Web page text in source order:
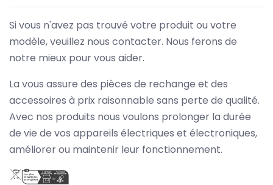
Si vous n'avez pas trouvé votre produit ou votre
modèle, veuillez nous contacter. Nous ferons de
notre mieux pour vous aider.
La vous assure des pièces de rechange et des
accessoires à prix raisonnable sans perte de qualité.
Avec nos produits nous voulons prolonger la durée
de vie de vos appareils électriques et électroniques,
améliorer ou maintenir leur fonctionnement.